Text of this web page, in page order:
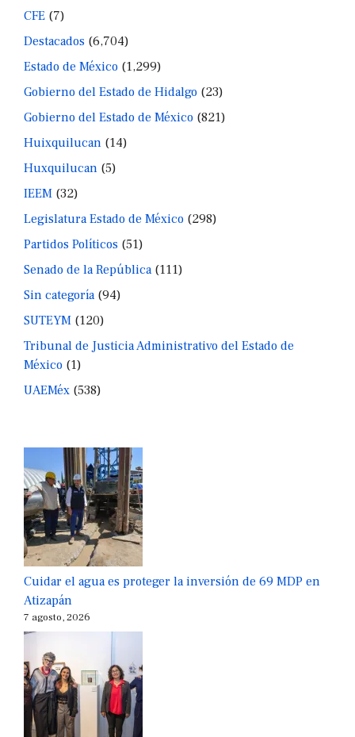
CFE (7)
Destacados (6,704)
Estado de México (1,299)
Gobierno del Estado de Hidalgo (23)
Gobierno del Estado de México (821)
Huixquilucan (14)
Huxquilucan (5)
IEEM (32)
Legislatura Estado de México (298)
Partidos Políticos (51)
Senado de la República(111)
Sin categoría(94)
SUTEYM (120)
Tribunal de Justicia Administrativo del Estado de
México (1)
UAEMéx (538)
Cuidar el agua es proteger la inversión de 69 MDP en
Atizapán
7 agosto, 2026